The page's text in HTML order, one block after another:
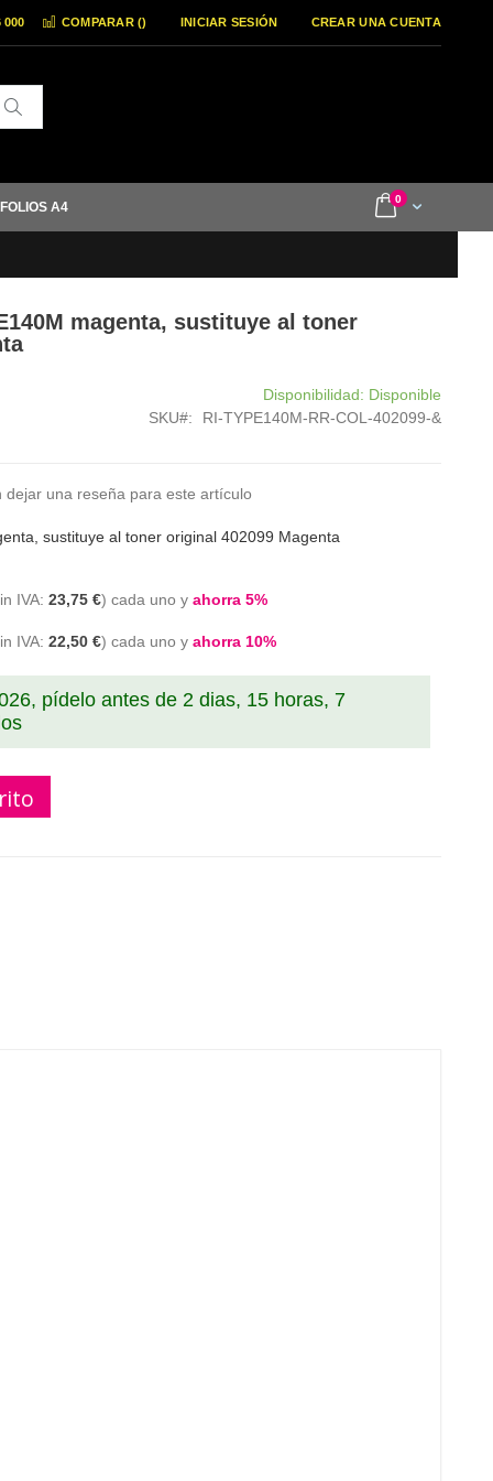
COMPARAR () INICIAR SESIÓN CREAR UNA CUENTA
000
Cart
0items
A4
magenta, sustituye al toner
Disponibilidad: Disponible
SKU
RI-TYPE140M-RR-COL-402099-&
dejar una reseña para este artículo
sustituye al toner original 402099 Magenta
23,75 € cada uno y ahorra 5%
22,50 € cada uno y ahorra 10%
pídelo antes de 2 dias, 15 horas, 7